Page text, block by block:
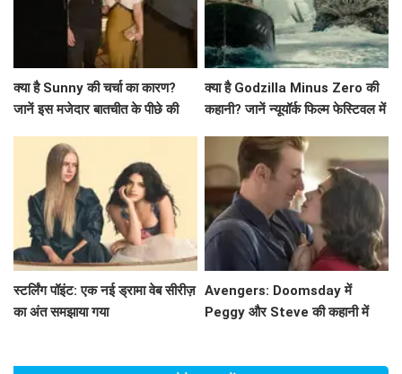
क्या है Sunny की चर्चा का कारण?
जानें इस मजेदार बातचीत के पीछे की
क्या है Godzilla Minus Zero की
कहानी? जानें न्यूयॉर्क फिल्म फेस्टिवल में
स्टर्लिंग पॉइंट: एक नई ड्रामा वेब सीरीज़
का अंत समझाया गया
Avengers: Doomsday में
Peggy और Steve की कहानी में